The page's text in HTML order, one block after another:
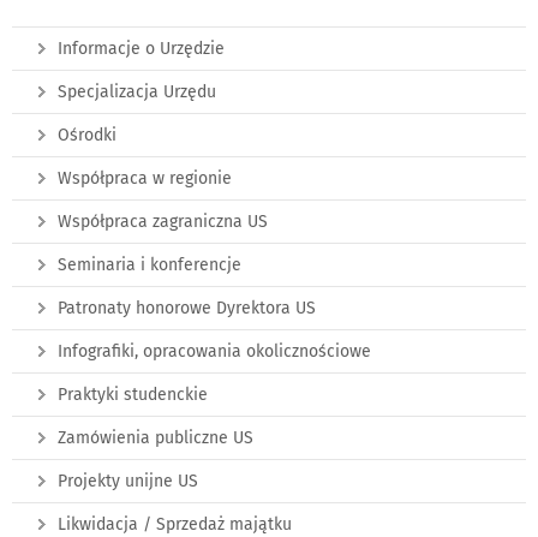
Informacje o Urzędzie
Specjalizacja Urzędu
Ośrodki
Współpraca w regionie
Współpraca zagraniczna US
Seminaria i konferencje
Patronaty honorowe Dyrektora US
Infografiki, opracowania okolicznościowe
Praktyki studenckie
Zamówienia publiczne US
Projekty unijne US
Likwidacja / Sprzedaż majątku